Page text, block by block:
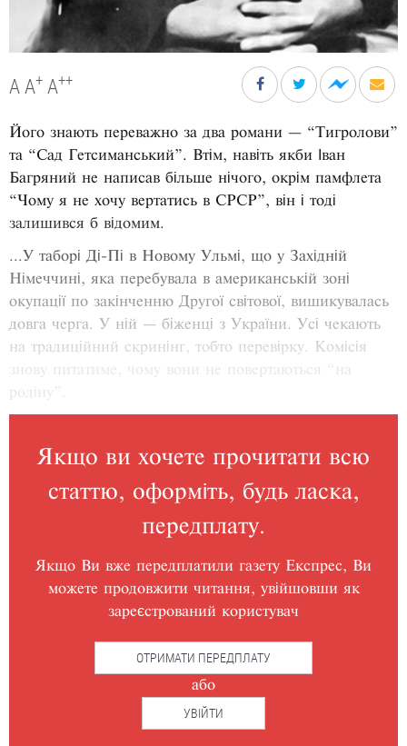
A A+ A++
Його знають переважно за два романи — “Тигролови”
та “Сад Гетсиманський”. Втім, навіть якби Іван
Багряний не написав більше нічого, окрім памф­лета
“Чому я не хочу вертатись в СРСР”, він і тоді
залишився б відомим.
...У таборі Ді-Пі в Новому Ульмі, що у Західній
Німеччині, яка перебувала в американській зоні
окупації по закінченню Другої світової, вишикувалась
довга черга. У ній — біженці з України. Усі чекають
на традиційний скринінг, тобто перевірку. Комісія
знову питатиме, чому вони не повертаються “на
родіну”.
Якщо ви хочете прочитати всю
статтю, оформіть, будь ласка,
передплату.
Якщо Ви вже передплатили газету Експрес, Ви
можете продовжити читання, увійшовши як
зареєстрований користувач
ОТРИМАТИ ПЕРЕДПЛАТУ
або
УВІЙТИ